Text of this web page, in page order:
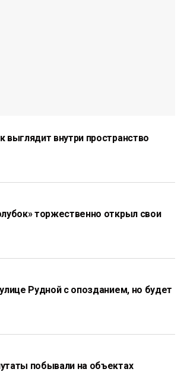
выглядит внутри пространство
торжественно открыл свои
Рудной с опозданием, но будет
побывали на объектах